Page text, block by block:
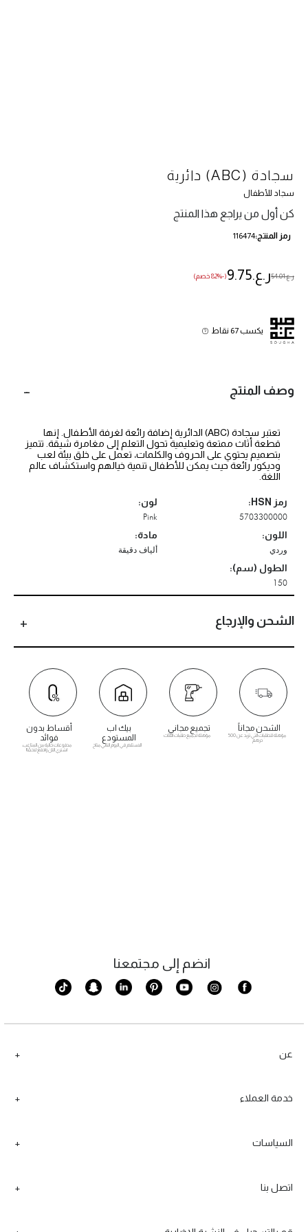
سجادة (ABC) دائرية
سجاد للأطفال
كن أول من يراجع هذا المنتج
رمز المنتج 116474
ر.ع.‏9.75 (-82% خصم) ر.ع.‏54.01
يكسب 67 نقاط
وصف المنتج
تعتبر سجادة (ABC) الدائرية إضافة رائعة لغرفة الأطفال. إنها
قطعة أثاث ممتعة وتعليمية تحول التعلم إلى مغامرة شيقة. تتميز
بتصميم يحتوي على الحروف والكلمات، تعمل على خلق بيئة لعب
وديكور رائعة حيث يمكن للأطفال تنمية خيالهم واستكشاف عالم
اللغة.
رمز HSN:
5703300000
لون:
Pink
اللون:
وردي
مادة:
ألياف دقيقة
الطول (سم):
150
الشحن والإرجاع
الشحن مجاناً
مؤهلة للطلبات التي تزيد عن 500
درهم
تجميع مجاني
مؤهلة لجميع طلبات الأثاث
بيك اب
المستودع
الاستلام في اليوم التالي متاح
أقساط بدون
فوائد
مدفوعات خالية من المتاعب.
اشتري الآن وادفع لاحقًا!
عن
خدمة العملاء
السياسات
اتصل بنا
انضم إلى مجتمعنا